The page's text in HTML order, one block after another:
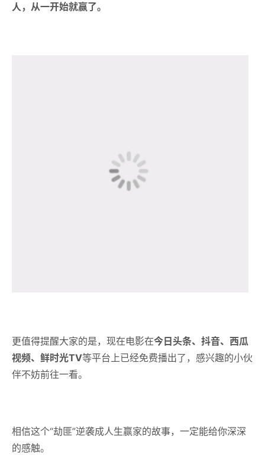
人，从一开始就赢了。
更值得提醒大家的是，现在电影在今日头条、抖音、西瓜
视频、鲜时光TV等平台上已经免费播出了，感兴趣的小伙
伴不妨前往一看。
相信这个“劫匪”逆袭成人生赢家的故事，一定能给你深深
的感触。